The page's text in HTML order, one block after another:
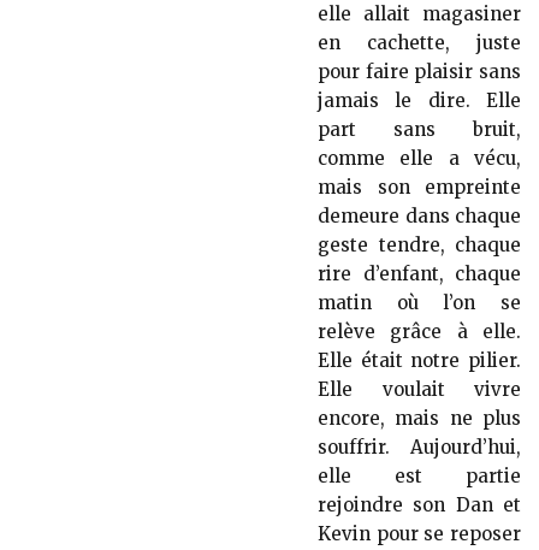
elle allait magasiner
en cachette, juste
pour faire plaisir sans
jamais le dire. Elle
part sans bruit,
comme elle a vécu,
mais son empreinte
demeure dans chaque
geste tendre, chaque
rire d’enfant, chaque
matin où l’on se
relève grâce à elle.
Elle était notre pilier.
Elle voulait vivre
encore, mais ne plus
souffrir. Aujourd’hui,
elle est partie
rejoindre son Dan et
Kevin pour se reposer